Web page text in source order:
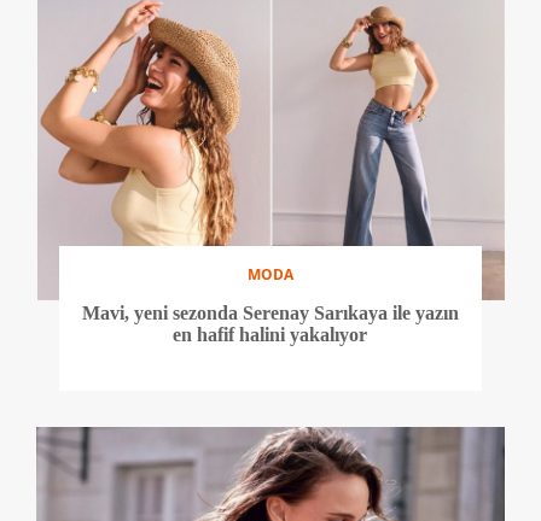
MODA
Mavi, yeni sezonda Serenay Sarıkaya ile yazın
en hafif halini yakalıyor